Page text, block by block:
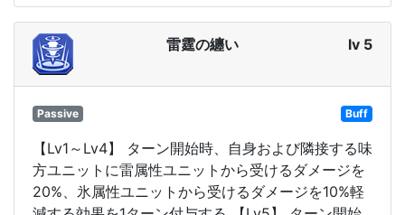
雷霆の纏い lv 5
Passive Buff
【Lv1～Lv4】 ターン開始時、自身および隣接する味
方ユニットに雷属性ユニットから受けるダメージを
20%、氷属性ユニットから受けるダメージを10%軽